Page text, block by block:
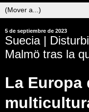
5 de septiembre de 2023
Suecia |
Malmö tras la
La Europa